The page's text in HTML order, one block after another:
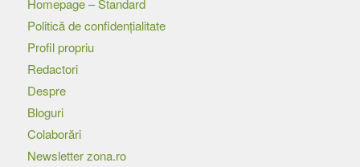
Homepage – Standard
Politică de confidențialitate
Profil propriu
Redactori
Despre
Bloguri
Colaborări
Newsletter zona.ro